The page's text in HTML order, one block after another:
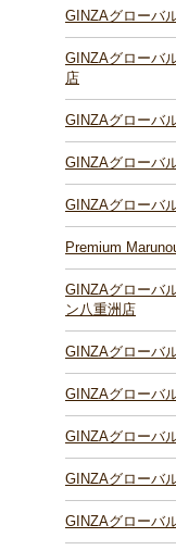
GINZAグローバ
GINZAグローバ
店
GINZAグローバ
GINZAグローバ
GINZAグローバ
Premium
GINZAグローバ
ン八重洲店
GINZAグローバ
GINZAグローバ
GINZAグローバ
GINZAグローバ
GINZAグローバ